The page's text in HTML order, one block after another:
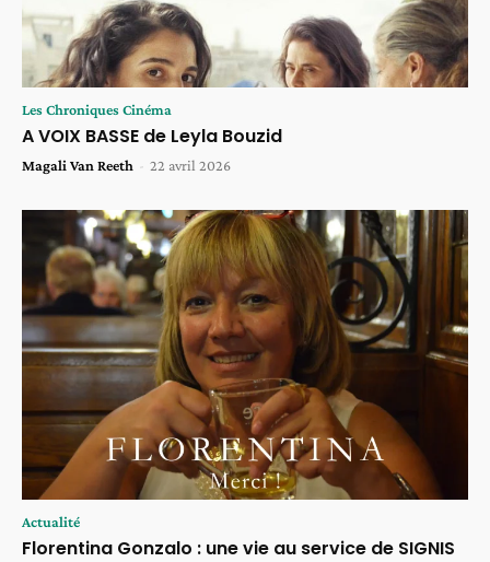
Les Chroniques Cinéma
A VOIX BASSE de Leyla Bouzid
Magali Van Reeth - 22 avril 2026
Actualité
Florentina Gonzalo : une vie au service de SIGNIS